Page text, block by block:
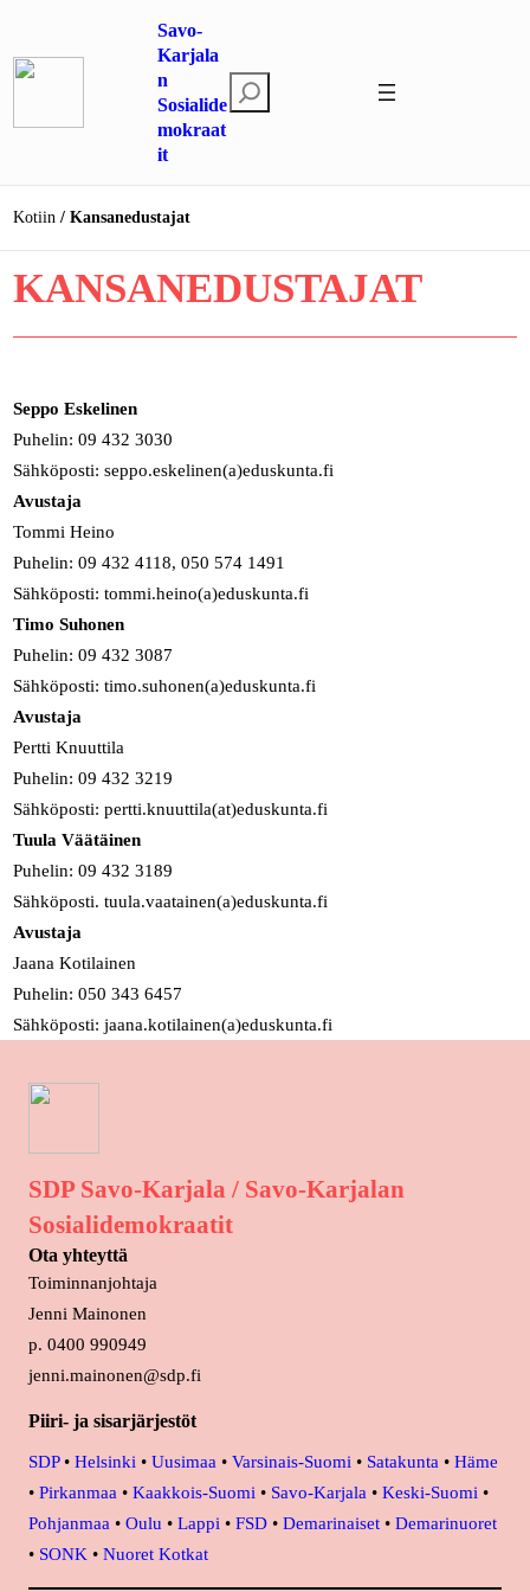
Savo-
Karjala
n
Sosialide
mokraat
it
t
Kotiin Kansanedustajat
KANSANEDUSTAJAT
Seppo Eskelinen
Puhelin: 09 432 3030
Sähköposti: seppo.eskelinen(a)eduskunta.fi
Avustaja
Tommi Heino
Puhelin: 09 432 4118, 050 574 1491
Sähköposti: tommi.heino(a)eduskunta.fi
Timo Suhonen
Puhelin: 09 432 3087
Sähköposti: timo.suhonen(a)eduskunta.fi
Avustaja
Pertti Knuuttila
Puhelin: 09 432 3219
Sähköposti: pertti.knuuttila(at)eduskunta.fi
Tuula Väätäinen
Puhelin: 09 432 3189
Sähköposti. tuula.vaatainen(a)eduskunta.fi
Avustaja
Jaana Kotilainen
Puhelin: 050 343 6457
Sähköposti: jaana.kotilainen(a)eduskunta.fi
SDP Savo-Karjala / Savo-Karjalan
Sosialidemokraatit
Ota yhteyttä
Toiminnanjohtaja
Jenni Mainonen
p. 0400 990949
jenni.mainonen@sdp.fi
Piiri- ja sisarjärjestöt
SDP• Helsinki • Uusimaa • Varsinais-Suomi • Satakunta • Häme
• Pirkanmaa • Kaakkois-Suomi • Savo-Karjala • Keski-Suomi •
Pohjanmaa • Oulu • Lappi • FSD • Demarinaiset • Demarinuoret
• SONK • Nuoret Kotkat